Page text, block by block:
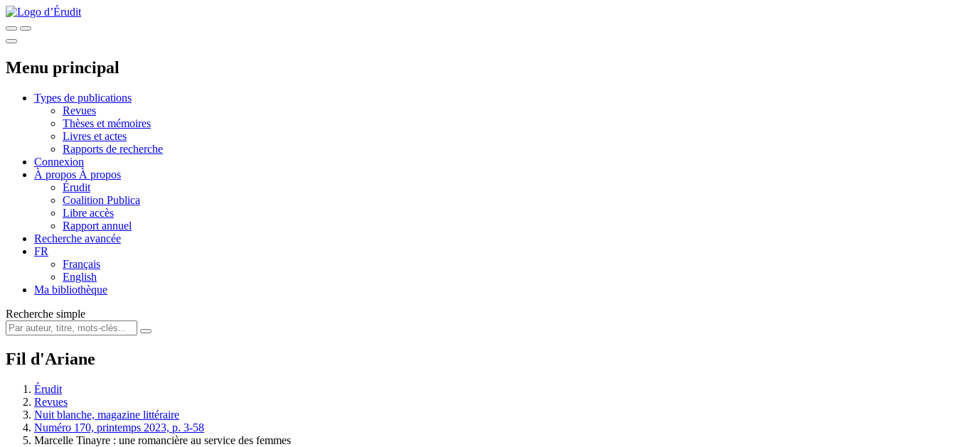
Menu principal
Types de publications
Revues
Thèses et mémoires
Livres et actes
Rapports de recherche
Connexion
À propos À propos
Érudit
Coalition Publica
Libre accès
Rapport annuel
Recherche avancée
FR
Français
English
Ma bibliothèque
Recherche simple
Fil d'Ariane
Érudit
Revues
Nuit blanche, magazine littéraire
Numéro 170, printemps 2023, p. 3-58
Marcelle Tinayre : une romancière au service des femmes